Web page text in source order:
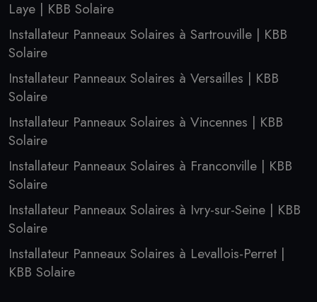
Laye | KBB Solaire
Installateur Panneaux Solaires à Sartrouville | KBB
Solaire
Installateur Panneaux Solaires à Versailles | KBB
Solaire
Installateur Panneaux Solaires à Vincennes | KBB
Solaire
Installateur Panneaux Solaires à Franconville | KBB
Solaire
Installateur Panneaux Solaires à Ivry-sur-Seine | KBB
Solaire
Installateur Panneaux Solaires à Levallois-Perret |
KBB Solaire